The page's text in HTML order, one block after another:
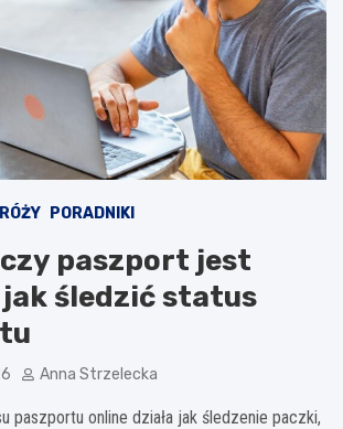
PORADNIKI
paszport jest
śledzić status
Anna Strzelecka
paszportu online działa jak śledzenie paczki,